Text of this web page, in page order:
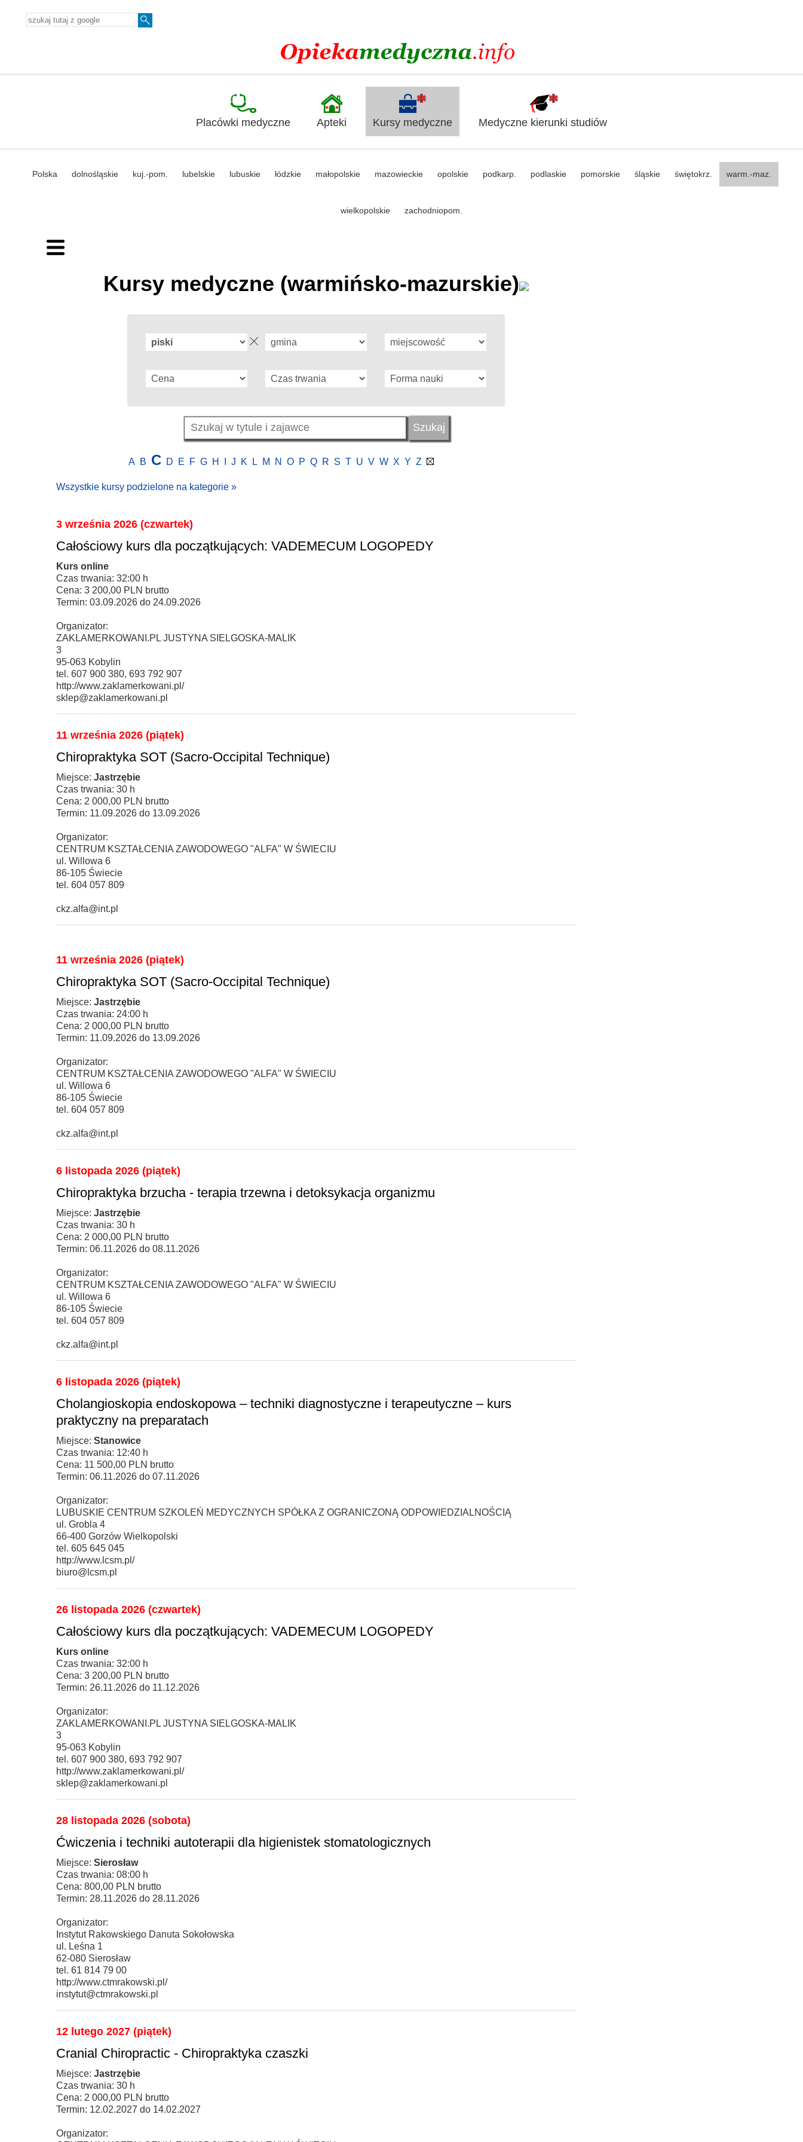
Placówki medyczne Apteki Kursy medyczne Medyczne kierunki studiów
Polska dolnośląskie kuj.-pom. lubelskie lubuskie łódzkie małopolskie mazowieckie opolskie podkarp. podlaskie pomorskie śląskie świętokrz. warm.-maz.
wielkopolskie zachodniopom.
Kursy medyczne (warmińsko-mazurskie)
A B C D E F G H J K L M N O P Q R S T U V W X Y Z
Wszystkie kursy podzielone na kategorie »
3 września 2026 (czwartek)
Całościowy kurs dla początkujących: VADEMECUM LOGOPEDY
Kurs online
Czas trwania: 32:00 h
Cena: 3 200,00 PLN brutto
Termin: 03.09.2026 do 24.09.2026
Organizator:
ZAKLAMERKOWANI.PL JUSTYNA SIELGOSKA-MALIK
3
95-063 Kobylin
tel. 607 900 380, 693 792 907
http://www.zaklamerkowani.pl/
sklep@zaklamerkowani.pl
11 września 2026 (piątek)
Chiropraktyka SOT (Sacro-Occipital Technique)
Miejsce: Jastrzębie
Czas trwania: 30 h
Cena: 2 000,00 PLN brutto
Termin: 11.09.2026 do 13.09.2026
Organizator:
CENTRUM KSZTAŁCENIA ZAWODOWEGO "ALFA" W ŚWIECIU
ul. Willowa 6
86-105 Świecie
tel. 604 057 809
ckz.alfa@int.pl
11 września 2026 (piątek)
Chiropraktyka SOT (Sacro-Occipital Technique)
Miejsce: Jastrzębie
Czas trwania: 24:00 h
Cena: 2 000,00 PLN brutto
Termin: 11.09.2026 do 13.09.2026
Organizator:
CENTRUM KSZTAŁCENIA ZAWODOWEGO "ALFA" W ŚWIECIU
ul. Willowa 6
86-105 Świecie
tel. 604 057 809
ckz.alfa@int.pl
6 listopada 2026 (piątek)
Chiropraktyka brzucha - terapia trzewna i detoksykacja organizmu
Miejsce: Jastrzębie
Czas trwania: 30 h
Cena: 2 000,00 PLN brutto
Termin: 06.11.2026 do 08.11.2026
Organizator:
CENTRUM KSZTAŁCENIA ZAWODOWEGO "ALFA" W ŚWIECIU
ul. Willowa 6
86-105 Świecie
tel. 604 057 809
ckz.alfa@int.pl
6 listopada 2026 (piątek)
Cholangioskopia endoskopowa – techniki diagnostyczne i terapeutyczne – kurs
praktyczny na preparatach
Miejsce: Stanowice
Czas trwania: 12:40 h
Cena: 11 500,00 PLN brutto
Termin: 06.11.2026 do 07.11.2026
Organizator:
LUBUSKIE CENTRUM SZKOLEŃ MEDYCZNYCH SPÓŁKA Z OGRANICZONĄ ODPOWIEDZIALNOŚCIĄ
ul. Grobla 4
66-400 Gorzów Wielkopolski
tel. 605 645 045
http://www.lcsm.pl/
biuro@lcsm.pl
26 listopada 2026 (czwartek)
Całościowy kurs dla początkujących: VADEMECUM LOGOPEDY
Kurs online
Czas trwania: 32:00 h
Cena: 3 200,00 PLN brutto
Termin: 26.11.2026 do 11.12.2026
Organizator:
ZAKLAMERKOWANI.PL JUSTYNA SIELGOSKA-MALIK
3
95-063 Kobylin
tel. 607 900 380, 693 792 907
http://www.zaklamerkowani.pl/
sklep@zaklamerkowani.pl
28 listopada 2026 (sobota)
Ćwiczenia i techniki autoterapii dla higienistek stomatologicznych
Miejsce: Sierosław
Czas trwania: 08:00 h
Cena: 800,00 PLN brutto
Termin: 28.11.2026 do 28.11.2026
Organizator:
Instytut Rakowskiego Danuta Sokołowska
ul. Leśna 1
62-080 Sierosław
tel. 61 814 79 00
http://www.ctmrakowski.pl/
instytut@ctmrakowski.pl
12 lutego 2027 (piątek)
Cranial Chiropractic - Chiropraktyka czaszki
Miejsce: Jastrzębie
Czas trwania: 30 h
Cena: 2 000,00 PLN brutto
Termin: 12.02.2027 do 14.02.2027
Organizator: